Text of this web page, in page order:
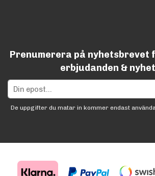
Prenumerera på nyhetsbrevet
erbjudanden &
De uppgifter du matar in kommer endast